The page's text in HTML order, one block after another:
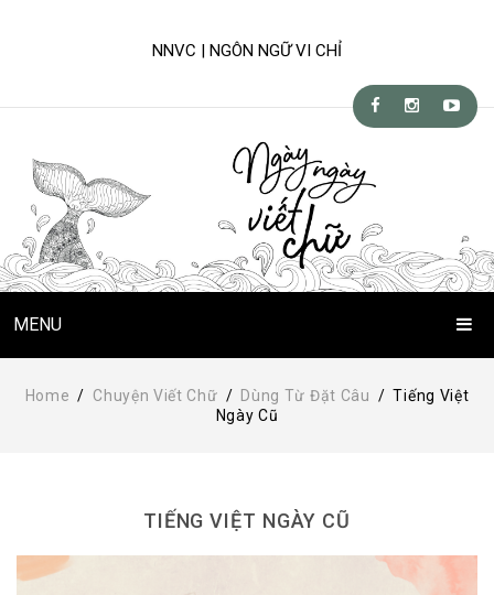
NNVC | NGÔN NGỮ VI CHỈ
MENU
Trang Chủ
Dùng từ đặt câu
Cổ mỹ từ
Home / Chuyện Viết Chữ / Dùng Từ Đặt Câu / Tiếng Việt
Ngày Cũ
TIẾNG VIỆT NGÀY CŨ